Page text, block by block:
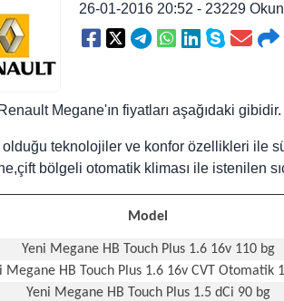
26-01-2016 20:52 - 23229
Megane'ın fiyatları aşağıdaki gibidir.
teknolojiler ve konfor özellikleri ile
bölgeli otomatik kliması ile istenilen
Model
Yeni Megane HB Touch Plus 1.6 16v 110 bg
Megane HB Touch Plus 1.6 16v CVT Otomatik
Yeni Megane HB Touch Plus 1.5 dCi 90 bg